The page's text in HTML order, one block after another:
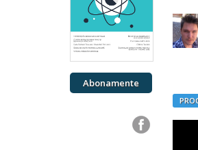
Abonamente